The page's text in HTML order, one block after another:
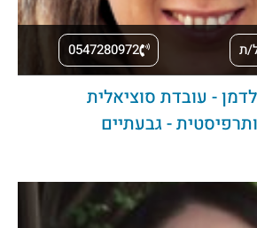
ת 0547280972
- עובדת סוציאלית
- גבעתיים